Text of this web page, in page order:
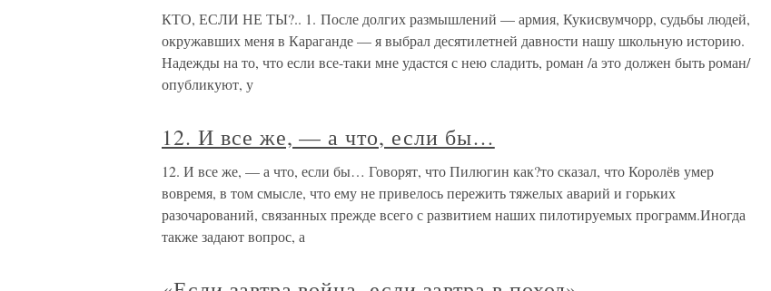
КТО, ЕСЛИ НЕ ТЫ?.. 1. После долгих размышлений — армия, Кукисвумчорр, судьбы людей,
окружавших меня в Караганде — я выбрал десятилетней давности нашу школьную историю.
Надежды на то, что если все-таки мне удастся с нею сладить, роман /а это должен быть роман/
опубликуют, у
12. И все же, — а что, если бы…
12. И все же, — а что, если бы… Говорят, что Пилюгин как?то сказал, что Королёв умер
вовремя, в том смысле, что ему не привелось пережить тяжелых аварий и горьких
разочарований, связанных прежде всего с развитием наших пилотируемых программ.Иногда
также задают вопрос, а